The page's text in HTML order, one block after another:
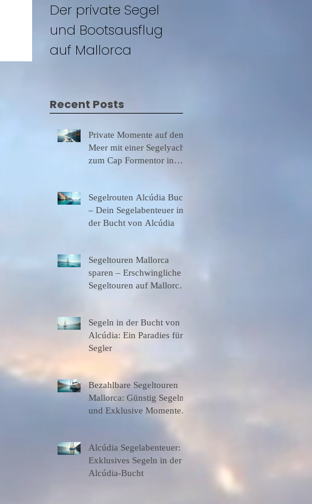
Der private Segel
und Bootsausflug
auf Mallorca
Recent Posts
Private Momente auf dem
Meer mit einer Segelyacht
zum Cap Formentor in
Segelrouten Alcúdia Bucht
– Dein Segelabenteuer in
der Bucht von Alcúdia
Segeltouren Mallorca
sparen – Erschwingliche
Segeltouren auf Mallorca
Segeln in der Bucht von
Alcúdia: Ein Paradies für
Segler
Bezahlbare Segeltouren
Mallorca: Günstig Segeln
und Exklusive Momente
Alcúdia Segelabenteuer:
Exklusives Segeln in der
Alcúdia-Bucht